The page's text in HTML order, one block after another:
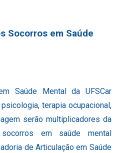
Socorros em Saúde
Saúde Mental da UFSCar
terapia ocupacional,
serão multiplicadores da
em saúde mental
de Articulação em Saúde